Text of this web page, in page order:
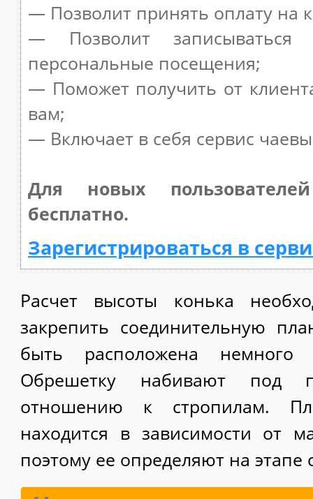
— Позволит принять оплату на
— Позволит
персональные посещения;
— Поможет получить от
вам;
— Включает в себя сервис
Для новых
бесплатно.
Зарегистрироваться в
Расчет высоты конька
закрепить соединительную
быть расположена
Обрешетку набивают под
отношению к стропилам.
находится в зависимости от
поэтому ее определяют на этапе